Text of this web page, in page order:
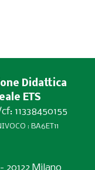
Didattica
ETS
11338450155
: BA6ET11
20122 Milano